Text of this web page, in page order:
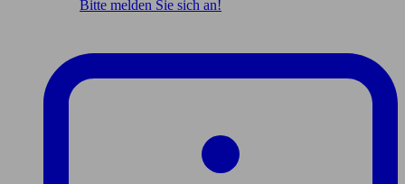
Bitte melden Sie sich an!